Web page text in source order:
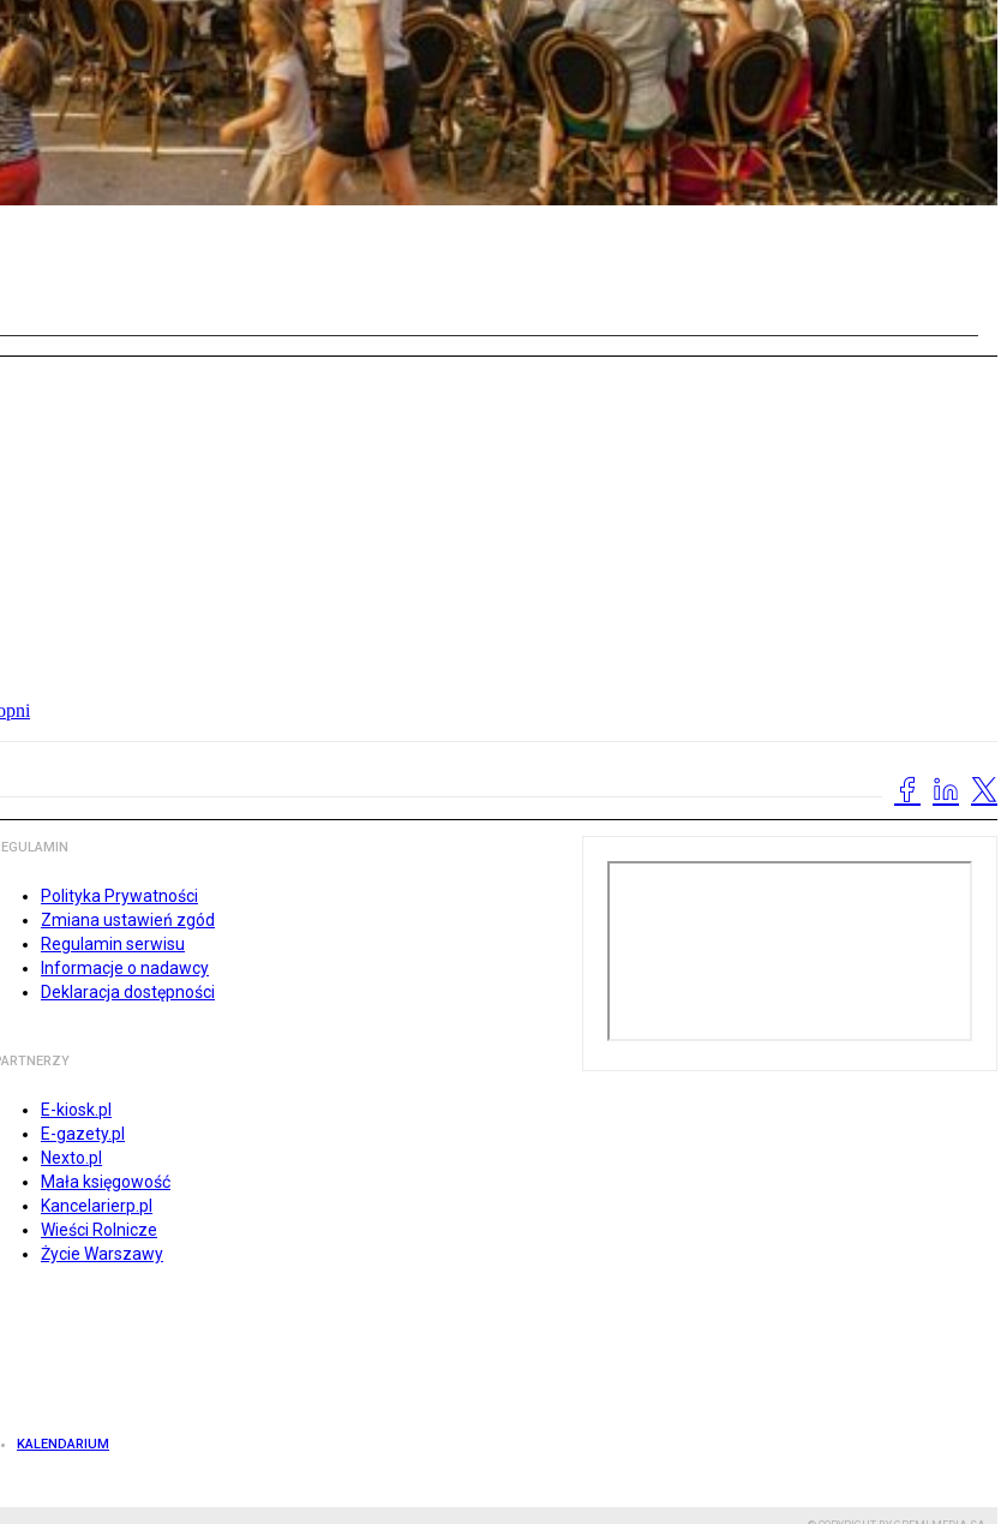
Polityka Prywatności
Zmiana ustawień zgód
Regulamin serwisu
Informacje o nadawcy
Deklaracja dostępności
E-kiosk.pl
E-gazety.pl
Nexto.pl
Mała księgowość
Kancelarierp.pl
Wieści Rolnicze
Życie Warszawy
KALENDARIUM